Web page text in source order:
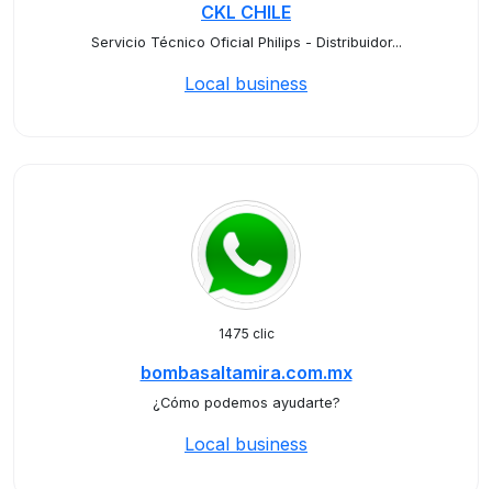
CKL CHILE
Servicio Técnico Oficial Philips - Distribuidor...
Local business
1475 clic
bombasaltamira.com.mx
¿Cómo podemos ayudarte?
Local business